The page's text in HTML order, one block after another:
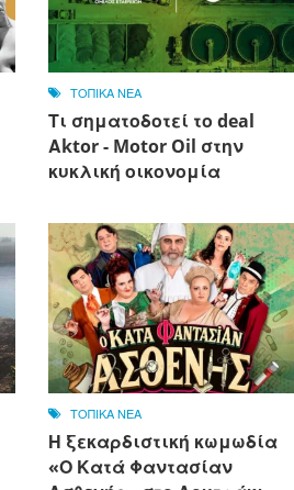
ΤΟΠΙΚΑ ΝΕΑ
Τι σηματοδοτεί το deal
Αktor - Motor Oil στην
κυκλική οικονομία
ΤΟΠΙΚΑ ΝΕΑ
Η ξεκαρδιστική κωμωδία
«Ο Κατά Φαντασίαν